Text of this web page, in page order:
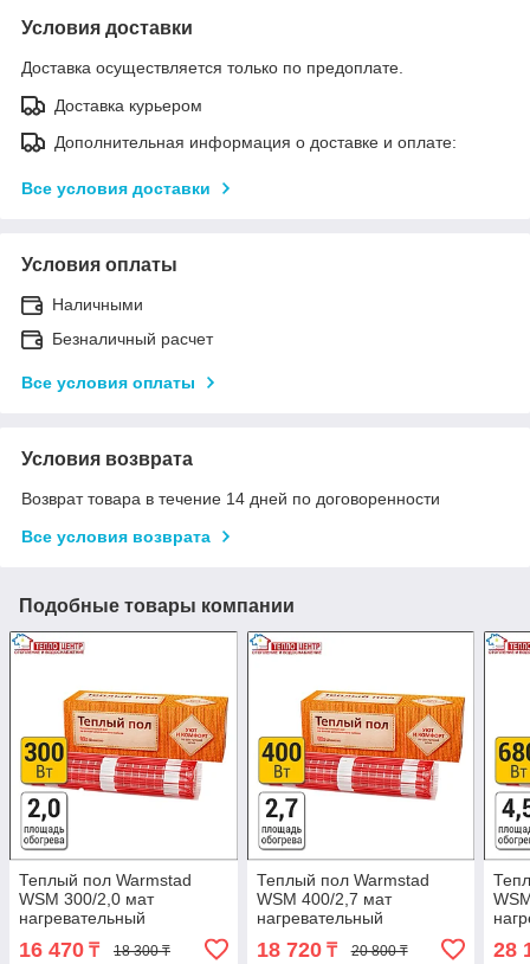
Условия доставки
Доставка осуществляется только по предоплате.
Доставка курьером
Дополнительная информация о доставке и оплате:
Все условия доставки
Условия оплаты
Наличными
Безналичный расчет
Все условия оплаты
Условия возврата
Возврат товара в течение 14 дней по договоренности
Все условия возврата
Подобные товары компании
Теплый пол Warmstad
WSM 300/2,0 мат
нагревательный
16 470 ₸ 18 300 ₸
Теплый пол Warmstad
WSM 400/2,7 мат
нагревательный
18 720₸ 20 800 ₸ 28